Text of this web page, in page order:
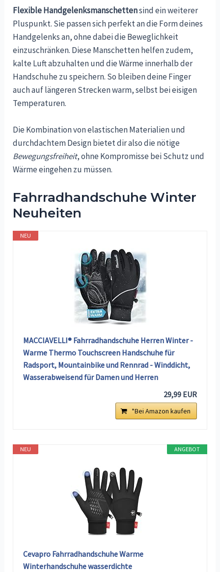
Flexible Handgelenksmanschettensind ein weiterer
Pluspunkt. Sie passen sich perfekt an die Form deines
Handgelenks an, ohne dabei die Beweglichkeit
einzuschränken. Diese Manschetten helfen zudem,
kalte Luft abzuhalten und die Wärme innerhalb der
Handschuhe zu speichern. So bleiben deine Finger
auch auf längeren Strecken warm, selbst bei eisigen
Temperaturen.
Die Kombination von elastischen Materialien und
durchdachtem Design bietet dir also die nötige
Bewegungsfreiheit, ohne Kompromisse bei Schutz und
Wärme eingehen zu müssen.
Fahrradhandschuhe Winter
Neuheiten
NEU
MACCIAVELLI® Fahrradhandschuhe Herren Winter -
Warme Thermo Touchscreen Handschuhe für
Radsport, Mountainbike und Rennrad - Winddicht,
Wasserabweisend für Damen und Herren
29,99 EUR
*Bei Amazon kaufen
ANGEBOT
NEU
Cevapro Fahrradhandschuhe Warme
Winterhandschuhe wasserdichte